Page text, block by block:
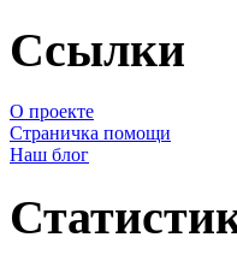
Ссылки
О проекте
Страничка помощи
Наш блог